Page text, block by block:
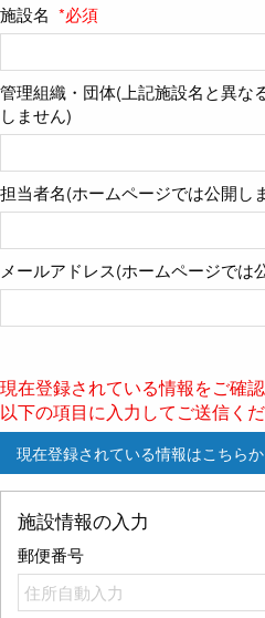
施設名 *必須
管理組織・団体(上記施設名と異な
しません)
担当者名(ホームページでは公開し
メールアドレス(ホームページでは
現在登録されている情報をご確
以下の項目に入力してご送信くだ
現在登録されている情報はこちらか
施設情報の入力
郵便番号